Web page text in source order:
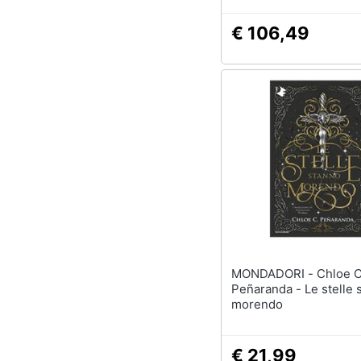
€ 106,49
MONDADORI - Chloe C.
Peñaranda - Le stelle
morendo
€ 21,99